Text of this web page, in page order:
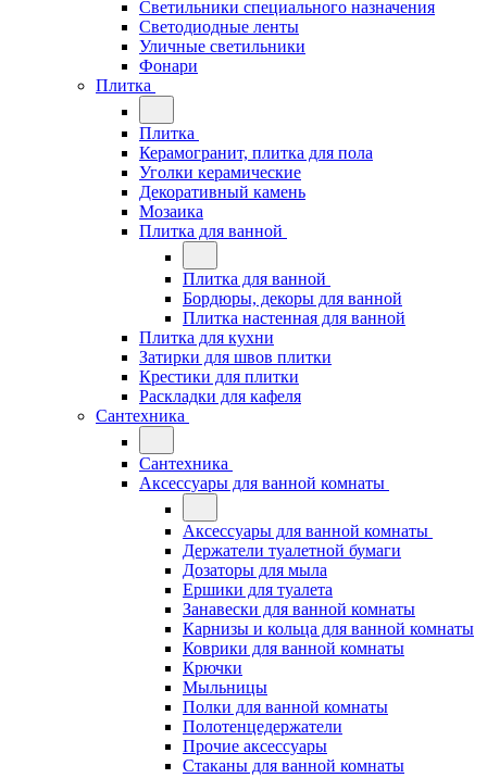
Светильники специального назначения
Светодиодные ленты
Уличные светильники
Фонари
Плитка
Плитка
Керамогранит, плитка для пола
Уголки керамические
Декоративный камень
Мозаика
Плитка для ванной
Плитка для ванной
Бордюры, декоры для ванной
Плитка настенная для ванной
Плитка для кухни
Затирки для швов плитки
Крестики для плитки
Раскладки для кафеля
Сантехника
Сантехника
Аксессуары для ванной комнаты
Аксессуары для ванной комнаты
Держатели туалетной бумаги
Дозаторы для мыла
Ершики для туалета
Занавески для ванной комнаты
Карнизы и кольца для ванной комнаты
Коврики для ванной комнаты
Крючки
Мыльницы
Полки для ванной комнаты
Полотенцедержатели
Прочие аксессуары
Стаканы для ванной комнаты